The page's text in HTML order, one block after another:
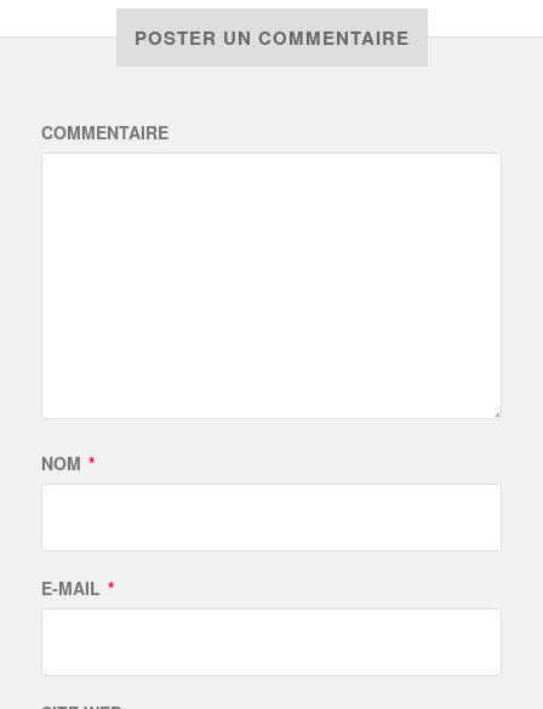
POSTER UN COMMENTAIRE
COMMENTAIRE
NOM *
E-MAIL *